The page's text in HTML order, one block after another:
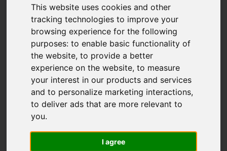
This website uses cookies and other
tracking technologies to improve your
browsing experience for the following
purposes:to enable basic functionality of
the website,to provide a better
experience on the website,to measure
your interest in our products and services
and to personalize marketing interactions,
to deliver ads that are more relevant to
you.
I agree
LAUDAT SUPPLY/ MOTORES MARINOS CAT 3406
109-7411
LAUDAT SUPPLY
CATEGORIA DE SISTEMA DE ENTRADA Y SALIDA DE AIRE
JUNTA TÓRICA
NÚMERO DE PIEZA: 109-7411